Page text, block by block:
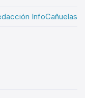
InfoCañuelas